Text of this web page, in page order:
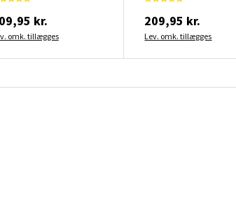
kr.
omk. tillægges
209,95 kr.
Lev. omk. tillægges